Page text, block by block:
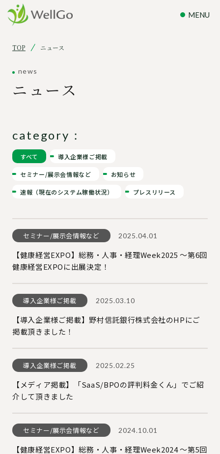
TOP ニュース
news
ニュース
category：
すべて 導入企業様ご掲載
セミナー/展示会情報など お知らせ
速報（現在のシステム稼働状況） プレスリリース
セミナー/展示会情報など 2025.04.01
【健康経営EXPO】総務・人事・経理Week2025 〜第6回
健康経営EXPOに出展決定！
導入企業様ご掲載 2025.03.10
【導入企業様ご掲載】野村信託銀行株式会社のHPにご
掲載頂きました！
導入企業様ご掲載 2025.02.25
【メディア掲載】「SaaS/BPOの評判料金くん」でご紹
介して頂きました
セミナー/展示会情報など 2024.10.01
【健康経営EXPO】総務・人事・経理Week2024 〜第5回